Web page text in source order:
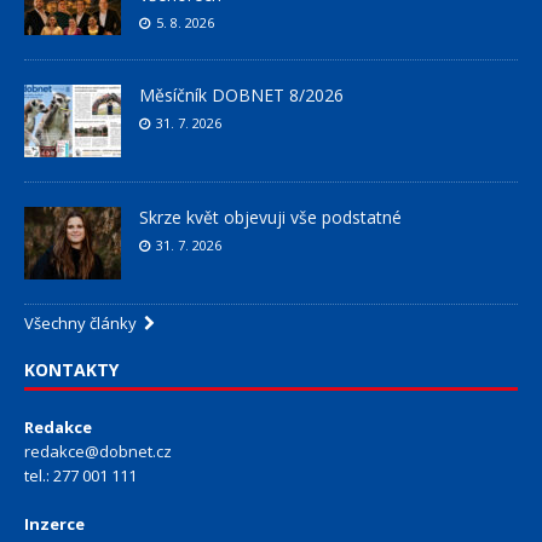
5. 8. 2026
Měsíčník DOBNET 8/2026
31. 7. 2026
Skrze květ objevuji vše podstatné
31. 7. 2026
Všechny články
KONTAKTY
Redakce
redakce@dobnet.cz
tel.: 277 001 111
Inzerce